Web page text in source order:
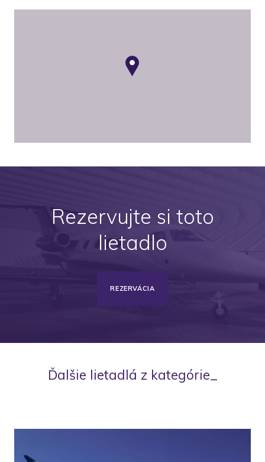
Rezervujte si toto
lietadlo
REZERVÁCIA
Ďalšie lietadlá z kategórie_